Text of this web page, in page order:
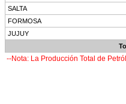
SALTA
FORMOSA
JUJUY
--Nota: La Producción Total de